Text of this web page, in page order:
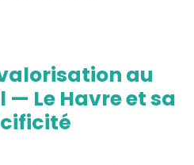
au
Le Havre et sa